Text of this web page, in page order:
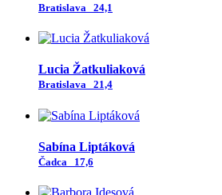
Bratislava 24,1
Lucia Žatkuliaková
Bratislava 21,4
Sabína Liptáková
Čadca 17,6